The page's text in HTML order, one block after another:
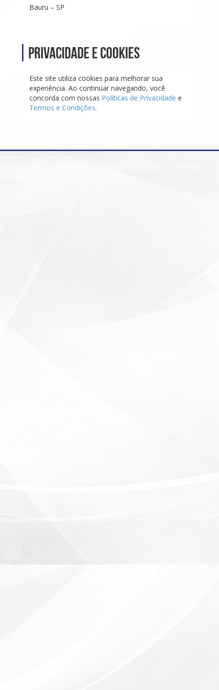
Bauru – SP
Privacidade e Cookies
Este site utiliza cookies para melhorar sua
experiência. Ao continuar navegando, você
concorda com nossas Políticas de Privacidade e
Termos e Condições.